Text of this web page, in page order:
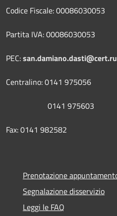
Codice Fiscale: 00086030053
Partita IVA: 00086030053
PEC:
Centralino: 0141 975056
0141 975603
Fax: 0141 982582
Prenotazione
Segnalazione disservizio
Leggi le FAQ